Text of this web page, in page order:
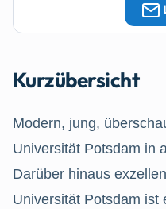
Kurzübersicht
Modern, jung,
Universität Potsdam in
Darüber hinaus
Universität Potsdam ist